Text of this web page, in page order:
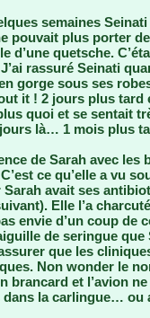
semaines
pouvait plus porter
d’une quetsche.
rassuré Seinati
gorge sous ses
it ! 2 jours plus tard
quoi et se sentait
là… 1 mois plus
de Sarah avec
ce qu’elle a vu
avait ses
Elle l’a
envie d’un coup de
de seringue
que les
Non wonder le
brancard et l’avion
dans la carlingue… ou